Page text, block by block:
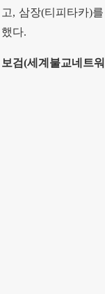
고, 삼장(티피타카)
했다.
보검(세계불교네트